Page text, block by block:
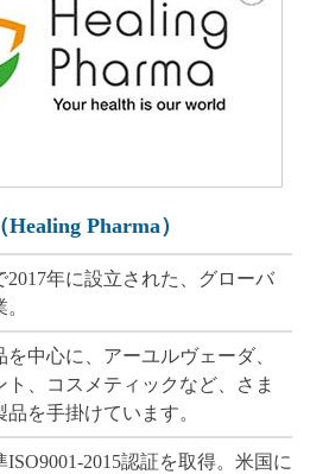
Pharma）
2017年に設立された、グローバ
中心に、アーユルヴェーダ、
、コスメティックなど、さま
を手掛けています。
2015認証を取得。米国に